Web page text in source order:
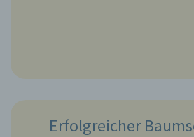
Erfolgreicher